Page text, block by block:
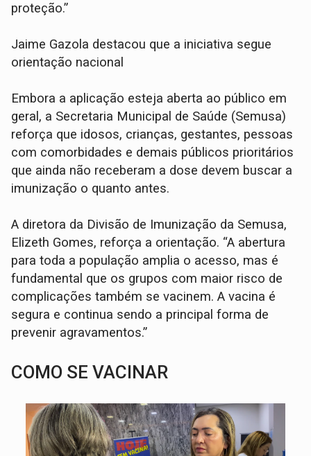
proteção.”
Jaime Gazola destacou que a iniciativa segue
orientação nacional
Embora a aplicação esteja aberta ao público em
geral, a Secretaria Municipal de Saúde (Semusa)
reforça que idosos, crianças, gestantes, pessoas
com comorbidades e demais públicos prioritários
que ainda não receberam a dose devem buscar a
imunização o quanto antes.
A diretora da Divisão de Imunização da Semusa,
Elizeth Gomes, reforça a orientação. “A abertura
para toda a população amplia o acesso, mas é
fundamental que os grupos com maior risco de
complicações também se vacinem. A vacina é
segura e continua sendo a principal forma de
prevenir agravamentos.”
COMO SE VACINAR